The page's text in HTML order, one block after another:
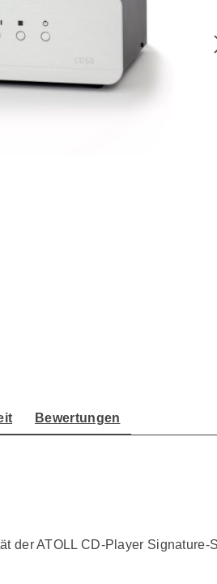
Bewertungen
der ATOLL CD-Player